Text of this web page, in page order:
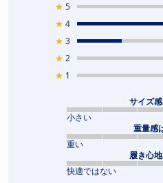
★ 5
★ 4
★ 3
★ 2
★ 1
サイズ
小さい
重量感
重い
履き心
快適ではない